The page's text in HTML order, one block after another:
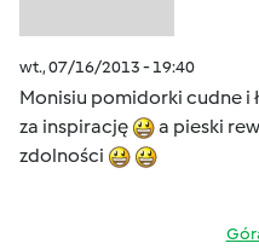
wt., 07/16/2013 - 19:40
Monisiu pomidorki cudne i
za inspirację
a pieski
zdolności